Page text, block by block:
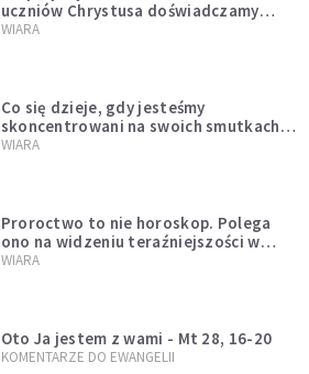
uczniów Chrystusa doświadczamy
wszyscy, również dzisiaj
WIARA
Co się dzieje, gdy jesteśmy
skoncentrowani na swoich smutkach?
Mówi o tym św. Jan
WIARA
Proroctwo to nie horoskop. Polega
ono na widzeniu teraźniejszości w
świetle przeszłości Jezusa
WIARA
Oto Ja jestem z wami - Mt 28, 16-20
KOMENTARZE DO EWANGELII